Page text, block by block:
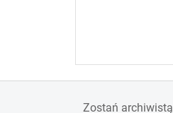
Zostań archiwistą